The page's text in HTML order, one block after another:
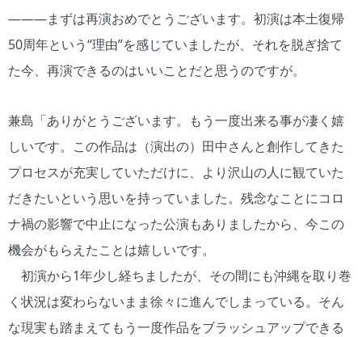
―――まずは再演おめでとうございます。初演は本土復帰
50周年という“理由”を感じていましたが、それを脱ぎ捨て
た今、再演できるのはいいことだと思うのですが。
兼島「ありがとうございます。もう一度出来る事が凄く嬉
しいです。この作品は（演出の）田中さんと創作してきた
プロセスが充実していただけに、より沢山の人に観ていた
だきたいという思いを持っていました。残念なことにコロ
ナ禍の影響で中止になった公演もありましたから、今この
機会がもらえたことは嬉しいです。
初演から1年少し経ちましたが、その間にも沖縄を取り巻
く状況は変わらないまま徐々に進んでしまっている。そん
な現実も踏まえてもう一度作品をブラッシュアップできる